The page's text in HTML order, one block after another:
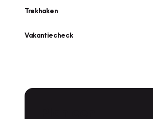
Trekhaken
Vakantiecheck